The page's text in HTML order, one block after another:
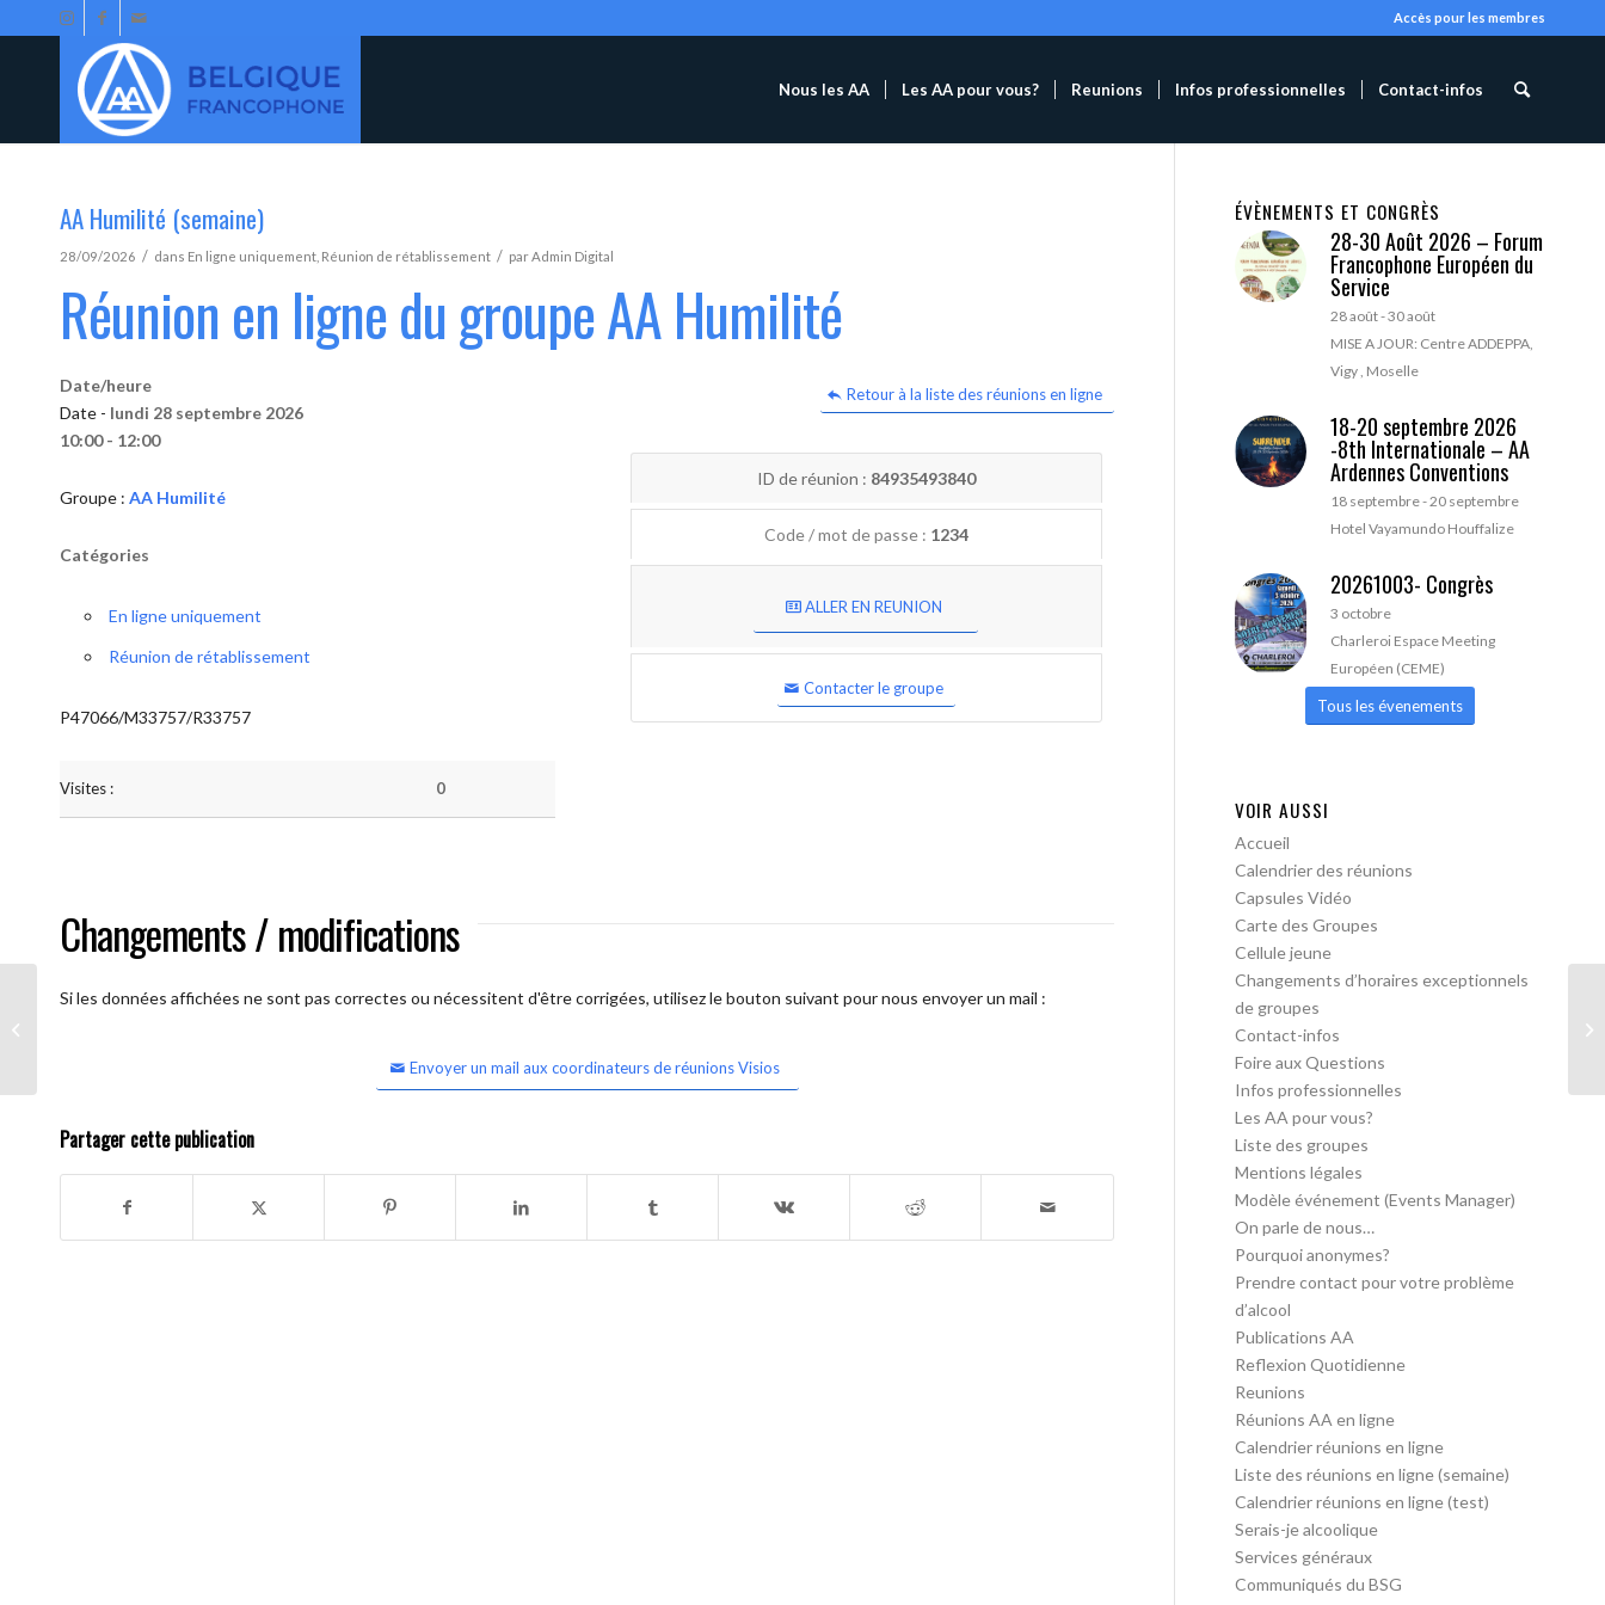
Accès pour les membres
Nous les AA Les AA pour vous? Reunions Infos professionnelles Contact-infos
AA Humilité (semaine)
28/09/2026 / dans En ligne uniquement Réunion de rétablissement / parAdmin Digital
Réunion en ligne du groupe AA Humilité
Retour à la liste des réunions en ligne
Date/heure
Date - lundi 28 septembre 2026
10:00 - 12:00
Groupe : AA Humilité
Catégories
En ligne uniquement
Réunion de rétablissement
P47066/M33757/R33757
Visites : 0
ID de réunion : 84935493840
Code / mot de passe : 1234
ALLER EN REUNION
Contacter le groupe
Changements / modifications
Si les données affichées ne sont pas correctes ou nécessitent d'être corrigées, utilisez le bouton suivant pour nous envoyer un mail :
Envoyer un mail aux coordinateurs de réunions Visios
Partager cette publication
ÉVÈNEMENTS ET CONGRÈS
28-30 Août 2026 – Forum
Francophone Européen du
Service
28 août-30 août
MISE A JOUR: Centre ADDEPPA,
Vigy , Moselle
18-20 septembre 2026
-8th Internationale – AA
Ardennes Conventions
18 septembre-20 septembre
Hotel Vayamundo Houffalize
20261003- Congrès
3 octobre
Charleroi Espace Meeting
Européen (CEME)
Tous les évenements
VOIR AUSSI
Accueil
Calendrier des réunions
Capsules Vidéo
Carte des Groupes
Cellule jeune
Changements d’horaires exceptionnels
de groupes
Contact-infos
Foire aux Questions
Infos professionnelles
Les AA pour vous?
Liste des groupes
Mentions légales
Modèle événement (Events Manager)
On parle de nous…
Pourquoi anonymes?
Prendre contact pour votre problème
d’alcool
Publications AA
Reflexion Quotidienne
Reunions
Réunions AA en ligne
Calendrier réunions en ligne
Liste des réunions en ligne (semaine)
Calendrier réunions en ligne (test)
Serais-je alcoolique
Services généraux
Communiqués du BSG